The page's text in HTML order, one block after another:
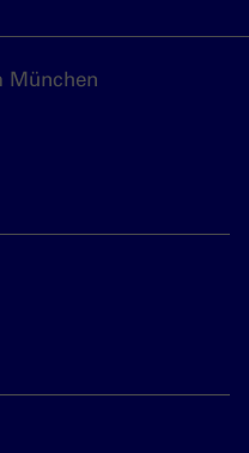
München